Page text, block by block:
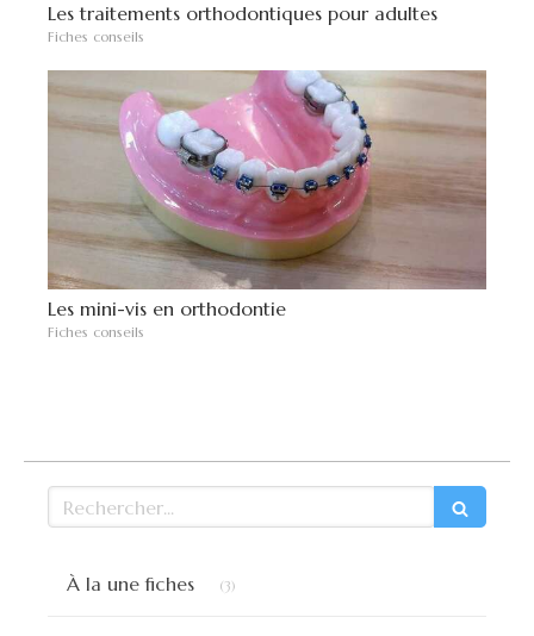
Les traitements orthodontiques pour adultes
Fiches conseils
Les mini-vis en orthodontie
Fiches conseils
Rechercher
À la une fiches (3)